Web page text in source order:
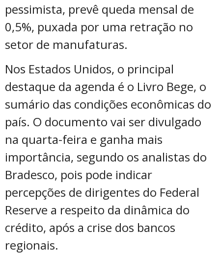
pessimista, prevê queda mensal de
0,5%, puxada por uma retração no
setor de manufaturas.
Nos Estados Unidos, o principal
destaque da agenda é o Livro Bege, o
sumário das condições econômicas do
país. O documento vai ser divulgado
na quarta-feira e ganha mais
importância, segundo os analistas do
Bradesco, pois pode indicar
percepções de dirigentes do Federal
Reserve a respeito da dinâmica do
crédito, após a crise dos bancos
regionais.